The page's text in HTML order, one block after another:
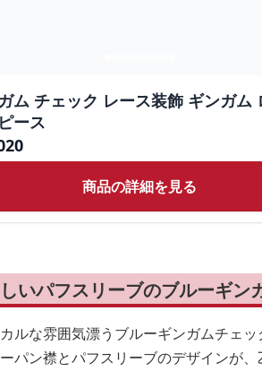
ム チェック レース装飾 ギンガム
ース
商品の詳細を見る
いパフスリーブのブルーギン
ルな雰囲気漂うブルーギンガムチェッ
パン襟とパフスリーブのデザインが